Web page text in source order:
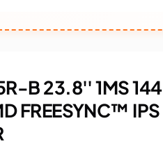
B 23.8'' 1MS 144
FREESYNC™ IPS